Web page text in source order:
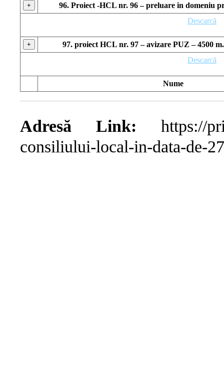
+
96. Proiect -HCL nr. 96 – preluare in domeniu
Descarcă
+
97. proiect HCL nr. 97 – avizare PUZ – 4500
Descarcă
Nume
Adresă Link: https://
consiliului-local-in-data-de-